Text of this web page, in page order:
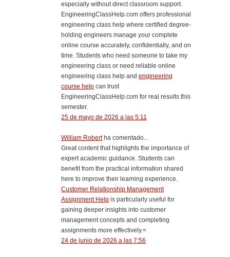
especially without direct classroom support.
EngineeringClassHelp.com offers professional
engineering class help where certified degree-
holding engineers manage your complete
online course accurately, confidentially, and on
time. Students who need someone to take my
engineering class or need reliable online
engineering class help and engineering
course help can trust
EngineeringClassHelp.com for real results this
semester.
25 de mayo de 2026 a las 5:11
William Robertha comentado...
Great content that highlights the importance of
expert academic guidance. Students can
benefit from the practical information shared
here to improve their learning experience.
Customer Relationship Management
Assignment Help is particularly useful for
gaining deeper insights into customer
management concepts and completing
assignments more effectively.<
24 de junio de 2026 a las 7:56